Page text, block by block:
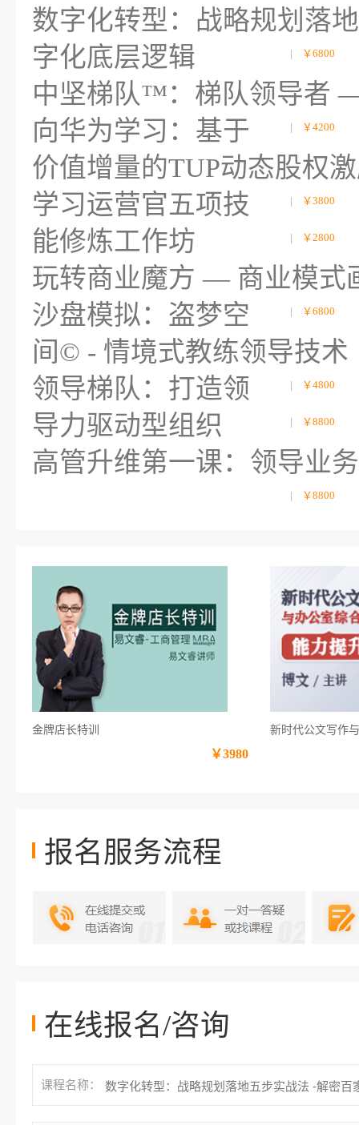
数字化转型：战略规划落
字化底层逻辑
| ￥6800
中坚梯队™：梯队领导者
| ￥4200
向华为学习：基于
价值增量的TUP动态股权
| ￥3800
学习运营官五项技
能修炼工作坊
| ￥2800
玩转商业魔方 — 商业模式
| ￥6800
沙盘模拟：盗梦空
间© - 情境式教练领导技术
| ￥4800
领导梯队：打造领
导力驱动型组织
| ￥8800
高管升维第一课：领导业
| ￥8800
金牌店长特训
￥3980
新时代公文写作
报名服务流程
在线报名/咨询
课程名称：